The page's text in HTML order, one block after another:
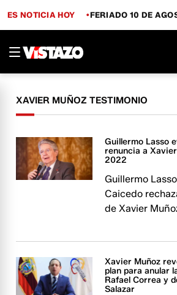
ES NOTICIA HOY FERIADO 10 DE
XAVIER MUÑOZ TESTIMONIO
Guillermo Lasso
renuncia a
2022
Guillermo
Caicedo
de Xavier
Xavier Muñoz
plan para anular
Rafael Correa y
Salazar